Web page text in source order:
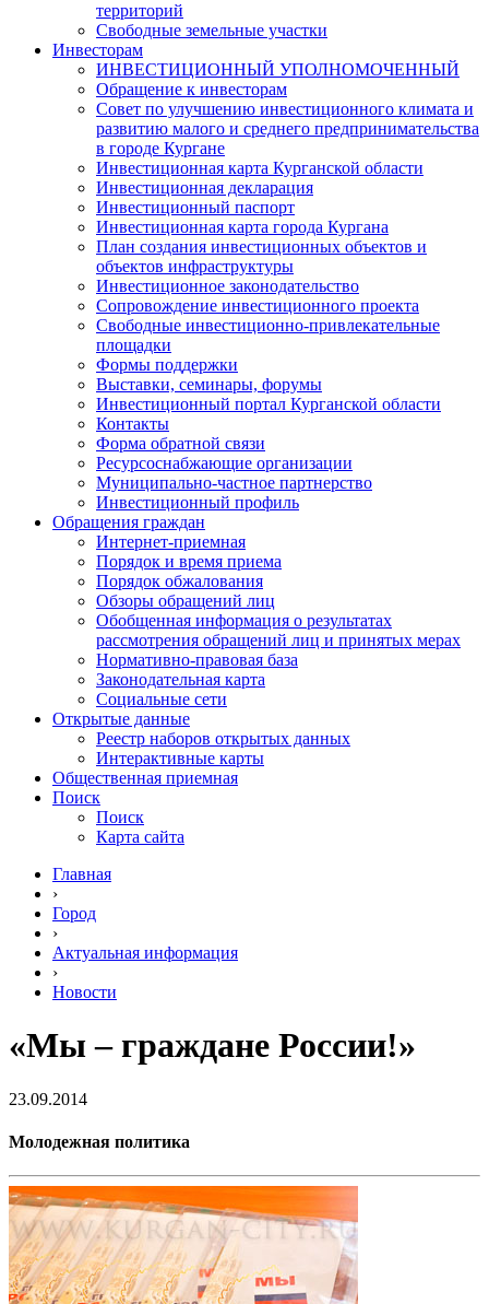
территорий
Свободные земельные участки
Инвесторам
ИНВЕСТИЦИОННЫЙ УПОЛНОМОЧЕННЫЙ
Обращение к инвесторам
Совет по улучшению инвестиционного климата и
развитию малого и среднего предпринимательства
в городе Кургане
Инвестиционная карта Курганской области
Инвестиционная декларация
Инвестиционный паспорт
Инвестиционная карта города Кургана
План создания инвестиционных объектов и
объектов инфраструктуры
Инвестиционное законодательство
Сопровождение инвестиционного проекта
Свободные инвестиционно-привлекательные
площадки
Формы поддержки
Выставки, семинары, форумы
Инвестиционный портал Курганской области
Контакты
Форма обратной связи
Ресурсоснабжающие организации
Муниципально-частное партнерство
Инвестиционный профиль
Обращения граждан
Интернет-приемная
Порядок и время приема
Порядок обжалования
Обзоры обращений лиц
Обобщенная информация о результатах
рассмотрения обращений лиц и принятых мерах
Нормативно-правовая база
Законодательная карта
Социальные сети
Открытые данные
Реестр наборов открытых данных
Интерактивные карты
Общественная приемная
Поиск
Поиск
Карта сайта
Главная
›
Город
›
Актуальная информация
›
Новости
«Мы – граждане России!»
23.09.2014
Молодежная политика